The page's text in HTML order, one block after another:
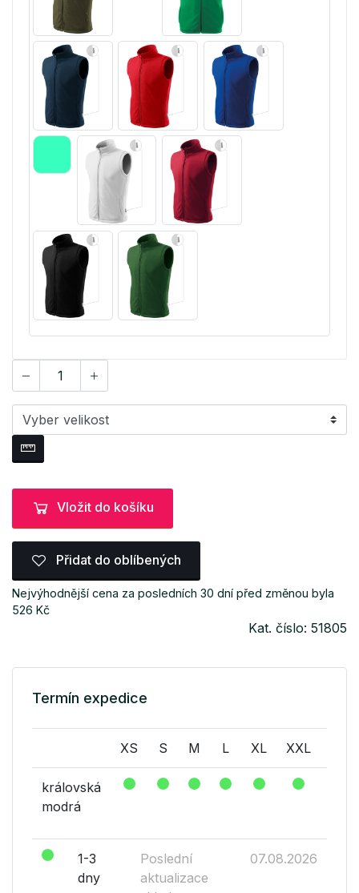
Vložit do košíku
Přidat do oblíbených
Nejvýhodnější cena za posledních 30 dní před změnou byla
526 Kč
Kat. číslo: 51805
Termín expedice
XS S M L XL XXL
královská
modrá
1-3
dny
Poslední
aktualizace
07.08.2026